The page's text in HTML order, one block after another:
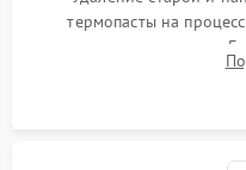
термопасты на
комплектующих в слоты.
обеспечения